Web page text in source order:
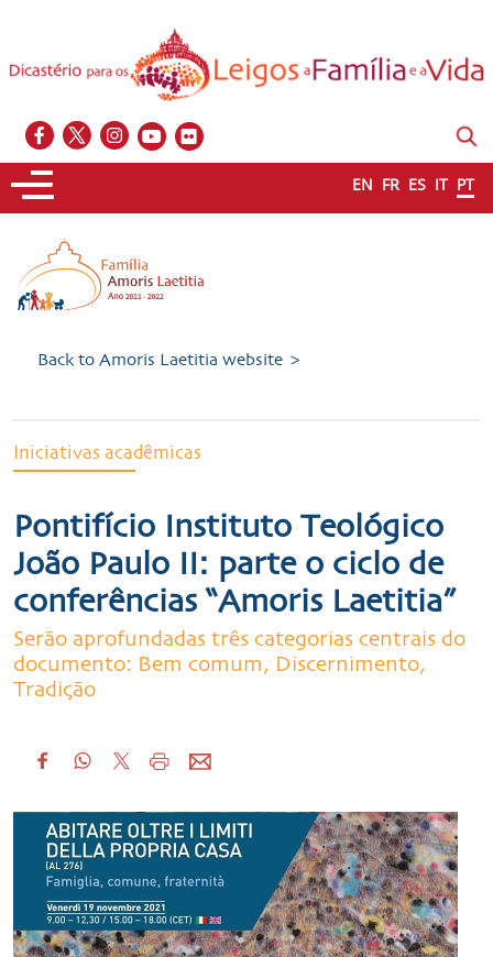
EN FR ES IT PT
Back to Amoris Laetitia website >
Iniciativas acadêmicas
Pontifício Instituto Teológico
João Paulo II: parte o ciclo de
conferências “Amoris Laetitia”
Serão aprofundadas três categorias centrais do
documento: Bem comum, Discernimento,
Tradição